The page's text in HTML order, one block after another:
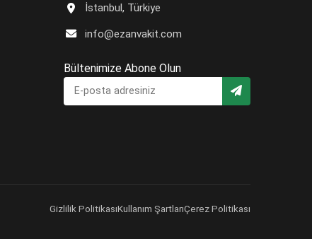
İstanbul, Türkiye
info@ezanvakit.com
Bültenimize Abone Olun
Gizlilik PolitikasıKullanım ŞartlarıÇerez Politikası